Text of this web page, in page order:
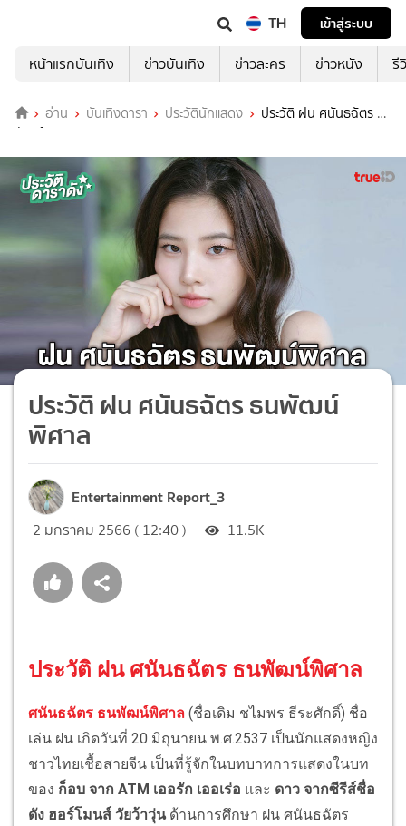
TH
เข้าสู่ระบบ
หน้าแรกบันเทิง
ข่าวบันเทิง ข่าวละคร ข่าวหนัง รี
อ่าน บันเทิงดารา ประวัตินักแสดง
ประวัติ ฝน ศนันธฉัตร ธน
พัฒน์พิศาล
ประวัติ ฝน ศนันธฉัตร ธนพัฒน์
พิศาล
Entertainment Report_3
2 มกราคม 2566 ( 12:40 ) 11.5K
ประวัติ ฝน ศนันธฉัตร ธนพัฒน์พิศาล
ศนันธฉัตร ธนพัฒน์พิศาล (ชื่อเดิม ชไมพร ธีระศักดิ์) ชื่อ
เล่น ฝน เกิดวันที่ 20 มิถุนายน พ.ศ.2537 เป็นนักแสดงหญิง
ชาวไทยเชื้อสายจีน เป็นที่รู้จักในบทบาทการแสดงในบท
ของ ก็อบ จาก ATM เออรัก เออเร่อ และ ดาว จากซีรีส์ชื่อ
ดัง ฮอร์โมนส์ วัยว้าวุ่นด้านการศึกษา ฝน ศนันธฉัตร